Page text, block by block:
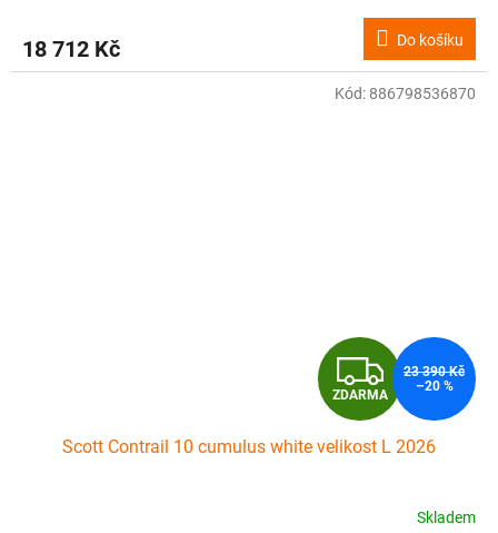
M
A
18 712 Kč Do košíku
Z
D
A
ZDARMA
23 390 Kč
–20 %
Scott Contrail 10 cumulus white velikost L 2026
Skladem
Kód: 886798536870